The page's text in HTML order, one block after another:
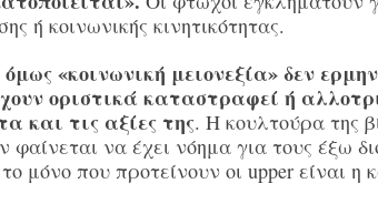
ή κοινωνικής κινητικότητας.
«κοινωνική μειονεξία» δεν
οριστικά καταστραφεί ή
και τις αξίες της. Η κουλτούρα της
φαίνεται να έχει νόημα για τους έξω
μόνο που προτείνουν οι upper είναι η